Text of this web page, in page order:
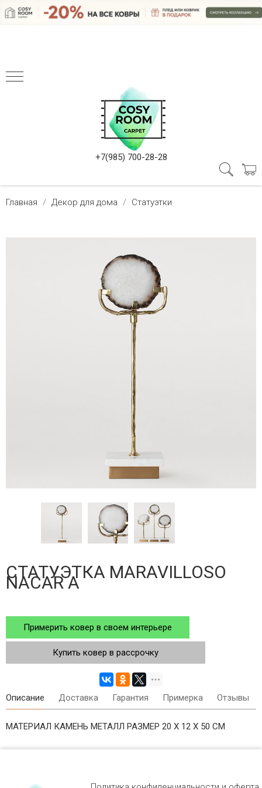
+7(985) 700-28-28
Главная Декор для дома Статуэтки
СТАТУЭТКА MARAVILLOSO
NACAR A
Примерить ковер в своем интерьере
Купить ковер в рассрочку
Описание Доставка Гарантия Примерка Отзывы
МАТЕРИАЛ КАМЕНЬ МЕТАЛЛ РАЗМЕР 20 X 12 X 50 СМ